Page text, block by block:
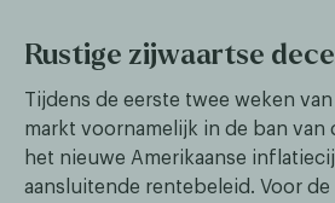
Rustige zijwaartse
Tijdens de eerste twee weken
markt voornamelijk in de ban van
het nieuwe Amerikaanse
aansluitende rentebeleid. Voor